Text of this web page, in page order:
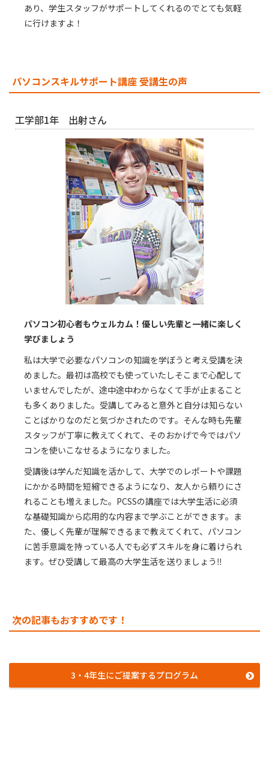
あり、学生スタッフがサポートしてくれるのでとても気軽
に行けますよ！​
パソコンスキルサポート講座 受講生の声
工学部1年 出射さん
パソコン初心者もウェルカム！優しい先輩と一緒に楽しく
学びましょう​
私は大学で必要なパソコンの知識を学ぼうと考え受講を決
めました。最初は高校でも使っていたしそこまで心配して
いませんでしたが、途中途中わからなくて手が止まること
も多くありました。受講してみると意外と自分は知らない
ことばかりなのだと気づかされたのです。そんな時も先輩
スタッフが丁寧に教えてくれて、そのおかげで今ではパソ
コンを使いこなせるようになりました。​
受講後は学んだ知識を活かして、大学でのレポートや課題
にかかる時間を短縮できるようになり、友人から頼りにさ
れることも増えました。PCSSの講座では大学生活に必須
な基礎知識から応用的な内容まで学ぶことができます。ま
た、優しく先輩が理解できるまで教えてくれて、パソコン
に苦手意識を持っている人でも必ずスキルを身に着けられ
ます。ぜひ受講して最高の大学生活を送りましょう‼​
次の記事もおすすめです！
3・4年生にご提案するプログラム